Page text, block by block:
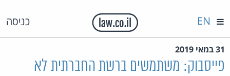
כניסה EN
31 במאי 2019
פייסבוק: משתמשים ברשת החברתית לא